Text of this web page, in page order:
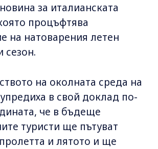
за италианската
процъфтява
на натоварения летен
сезон.
на околната среда на
в свой доклад по-
че в бъдеще
туристи ще пътуват
и лятото и ще